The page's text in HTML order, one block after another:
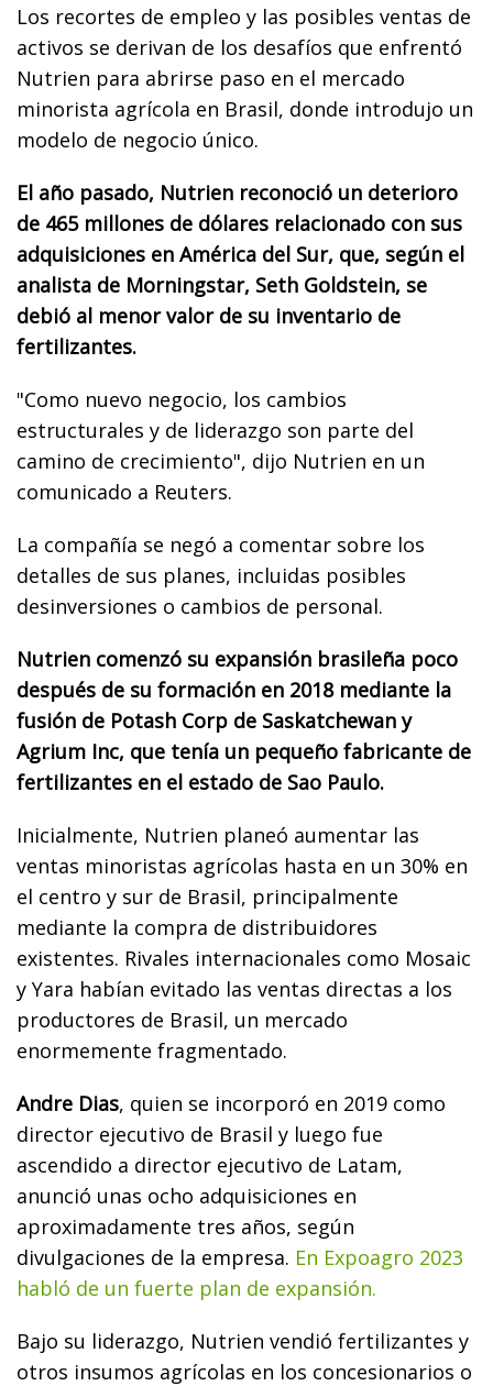
Los recortes de empleo y las posibles ventas de
activos se derivan de los desafíos que enfrentó
Nutrien para abrirse paso en el mercado
minorista agrícola en Brasil, donde introdujo un
modelo de negocio único.
El año pasado, Nutrien reconoció un deterioro
de 465 millones de dólares relacionado con sus
adquisiciones en América del Sur, que, según el
analista de Morningstar, Seth Goldstein, se
debió al menor valor de su inventario de
fertilizantes.
"Como nuevo negocio, los cambios
estructurales y de liderazgo son parte del
camino de crecimiento", dijo Nutrien en un
comunicado a Reuters.
La compañía se negó a comentar sobre los
detalles de sus planes, incluidas posibles
desinversiones o cambios de personal.
Nutrien comenzó su expansión brasileña poco
después de su formación en 2018 mediante la
fusión de Potash Corp de Saskatchewan y
Agrium Inc, que tenía un pequeño fabricante de
fertilizantes en el estado de Sao Paulo.
Inicialmente, Nutrien planeó aumentar las
ventas minoristas agrícolas hasta en un 30% en
el centro y sur de Brasil, principalmente
mediante la compra de distribuidores
existentes. Rivales internacionales como Mosaic
y Yara habían evitado las ventas directas a los
productores de Brasil, un mercado
enormemente fragmentado.
Andre Dias, quien se incorporó en 2019 como
director ejecutivo de Brasil y luego fue
ascendido a director ejecutivo de Latam,
anunció unas ocho adquisiciones en
aproximadamente tres años, según
divulgaciones de la empresa. En Expoagro 2023
habló de un fuerte plan de expansión.
Bajo su liderazgo, Nutrien vendió fertilizantes y
otros insumos agrícolas en los concesionarios o